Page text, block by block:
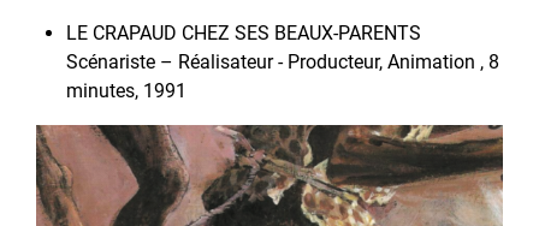
LE CRAPAUD CHEZ SES BEAUX-PARENTS
Scénariste – Réalisateur - Producteur, Animation , 8
minutes, 1991